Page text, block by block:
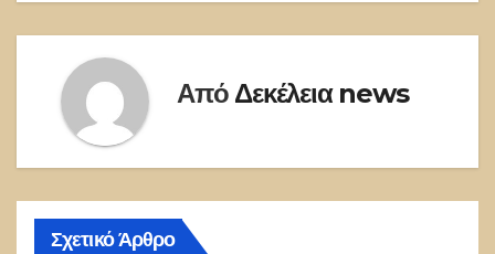
Από Δεκέλεια news
Σχετικό Άρθρο